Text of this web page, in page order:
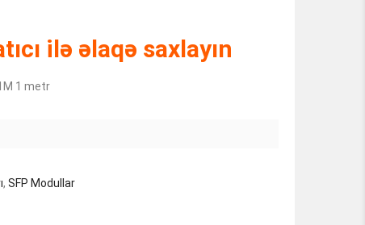
ilə əlaqə saxlayın
1 metr
, SFP Modullar